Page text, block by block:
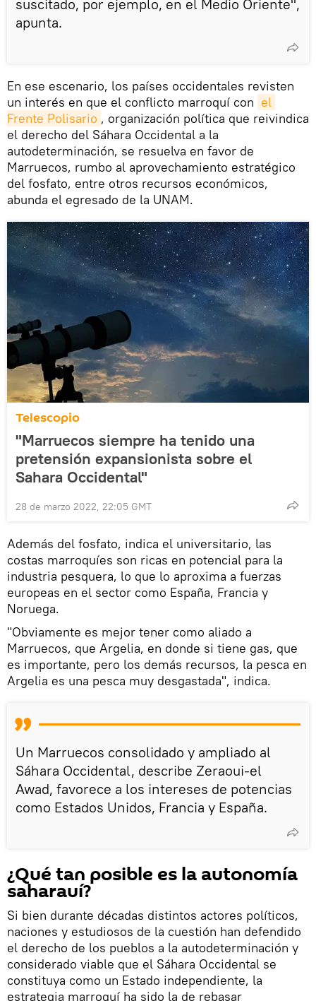
suscitado, por ejemplo, en el Medio Oriente",
apunta.
En ese escenario, los países occidentales revisten
un interés en que el conflicto marroquí con el
Frente Polisario , organización política que reivindica
el derecho del Sáhara Occidental a la
autodeterminación, se resuelva en favor de
Marruecos, rumbo al aprovechamiento estratégico
del fosfato, entre otros recursos económicos,
abunda el egresado de la UNAM.
Telescopio
"Marruecos siempre ha tenido una
pretensión expansionista sobre el
Sahara Occidental"
28 de marzo 2022, 22:05 GMT
Además del fosfato, indica el universitario, las
costas marroquíes son ricas en potencial para la
industria pesquera, lo que lo aproxima a fuerzas
europeas en el sector como España, Francia y
Noruega.
"Obviamente es mejor tener como aliado a
Marruecos, que Argelia, en donde si tiene gas, que
es importante, pero los demás recursos, la pesca en
Argelia es una pesca muy desgastada", indica.
Un Marruecos consolidado y ampliado al
Sáhara Occidental, describe Zeraoui-el
Awad, favorece a los intereses de potencias
como Estados Unidos, Francia y España.
¿Qué tan posible es la autonomía
saharauí?
Si bien durante décadas distintos actores políticos,
naciones y estudiosos de la cuestión han defendido
el derecho de los pueblos a la autodeterminación y
considerado viable que el Sáhara Occidental se
constituya como un Estado independiente, la
estrategia marroquí ha sido la de rebasar